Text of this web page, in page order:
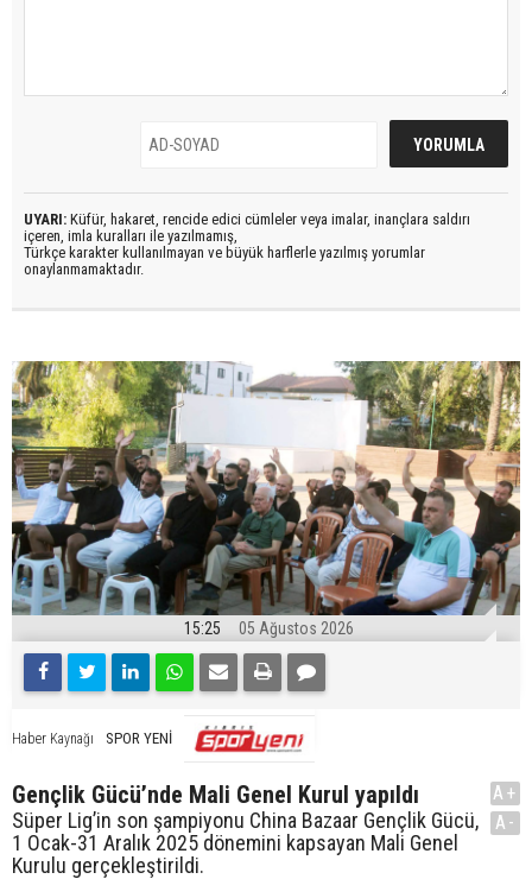
UYARI: Küfür, hakaret, rencide edici cümleler veya imalar, inançlara saldırı
içeren, imla kuralları ile yazılmamış,
Türkçe karakter kullanılmayan ve büyük harflerle yazılmış yorumlar
onaylanmamaktadır.
15:25 05 Ağustos 2026
Haber Kaynağı SPOR YENİ
Gençlik Gücü’nde Mali Genel Kurul yapıldı
Süper Lig’in son şampiyonu China Bazaar Gençlik Gücü,
1 Ocak-31 Aralık 2025 dönemini kapsayan Mali Genel
Kurulu gerçekleştirildi.
A+
A-